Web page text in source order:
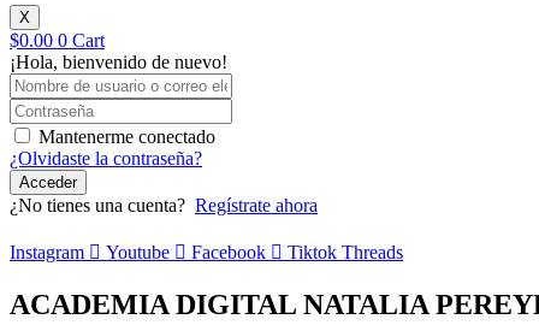
X
$0.00 0 Cart
¡Hola, bienvenido de nuevo!
Mantenerme conectado
¿Olvidaste la contraseña?
Acceder
¿No tienes una cuenta? Regístrate ahora
Instagram Youtube Facebook Tiktok Threads
ACADEMIA DIGITAL NATALIA